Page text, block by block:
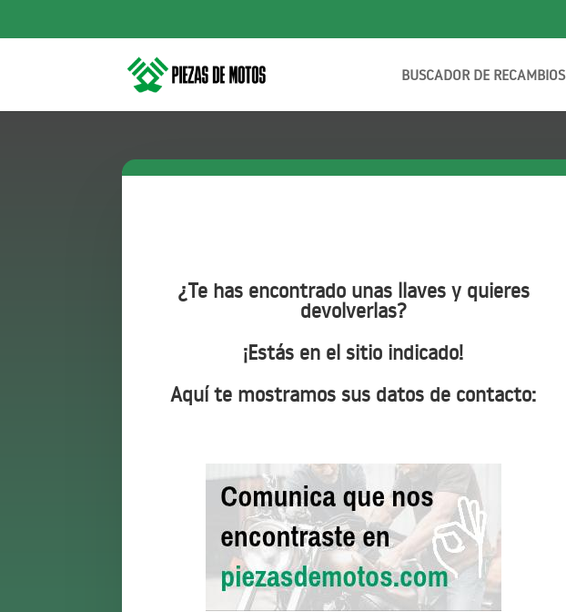
BUSCADOR DE RECAMBIOS
¿Te has encontrado unas llaves y quieres
devolverlas?
¡Estás en el sitio indicado!
Aquí te mostramos sus datos de contacto: